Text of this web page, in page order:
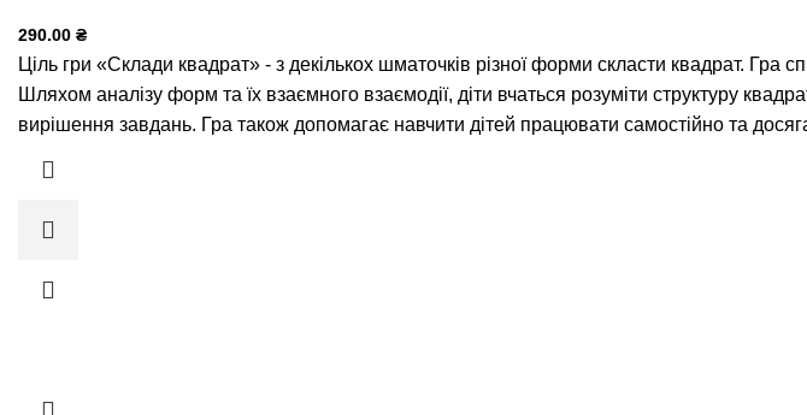
290.00 ₴
Ціль гри «Склади квадрат» - з декількох шматочків різної форми скласти квадрат.
Шляхом аналізу форм та їх взаємного взаємодії, діти вчаться розуміти структуру
вирішення завдань. Гра також допомагає навчити дітей працювати самостійно та